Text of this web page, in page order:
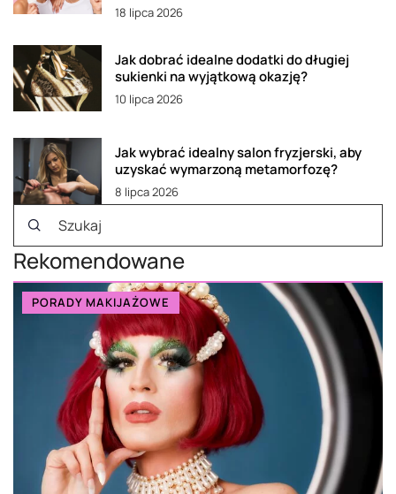
18 lipca 2026
Jak dobrać idealne dodatki do długiej
sukienki na wyjątkową okazję?
10 lipca 2026
Jak wybrać idealny salon fryzjerski, aby
uzyskać wymarzoną metamorfozę?
8 lipca 2026
Rekomendowane
PORADY MAKIJAŻOWE